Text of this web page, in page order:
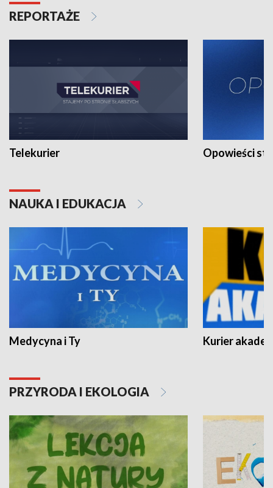
REPORTAŻE
Telekurier Opowieści
NAUKA I EDUKACJA
Medycyna i Ty Kurier
PRZYRODA I EKOLOGIA